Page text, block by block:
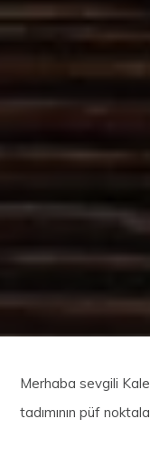
Merhaba sevgili
tadımının püf